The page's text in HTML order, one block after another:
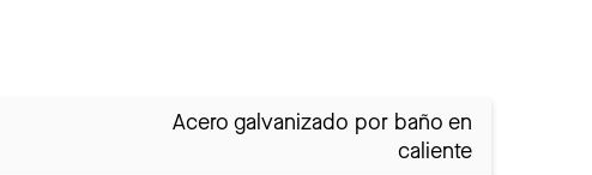
Acero galvanizado por baño en
caliente